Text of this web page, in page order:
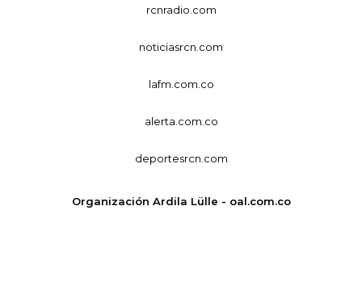
rcnradio.com
noticiasrcn.com
lafm.com.co
alerta.com.co
deportesrcn.com
Organización Ardila Lülle - oal.com.co